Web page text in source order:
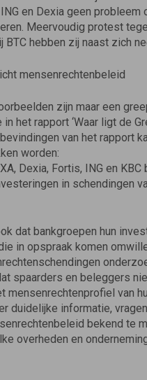
en Dexia geen probleem
Meervoudig protest
BTC hebben zij naast zich
mensenrechtenbeleid
zijn maar een
het rapport ‘Waar ligt de
van het rapport
worden:
Dexia, Fortis, ING en KBC
in schendingen
dat bankgroepen hun
in opspraak komen
spaarders en beleggers
mensenrechtenprofiel van
duidelijke informatie,
bekend te
overheden en